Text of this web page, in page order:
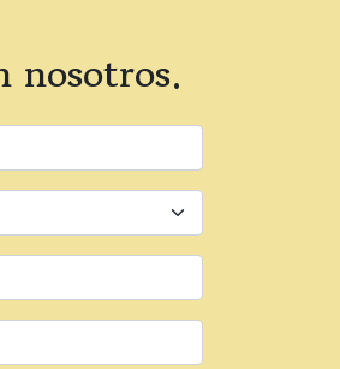
nosotros.